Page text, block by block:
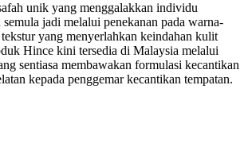
unik yang menggalakkan individu
jadi melalui penekanan pada warna-
yang menyerlahkan keindahan kulit
Hince kini tersedia di Malaysia melalui
sentiasa membawakan formulasi kecantikan
kepada penggemar kecantikan tempatan.